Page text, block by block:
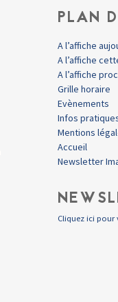
PLAN
A l’affiche
A l’affiche
A l’affiche
Grille horaire
Evènements
Infos
Mentions
Accueil
Newsletter
Cliquez ici pour